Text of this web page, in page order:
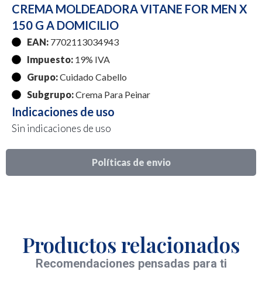
Políticas de envio
CREMA MOLDEADORA VITANE FOR MEN X
150 G A DOMICILIO
EAN: 7702113034943
Impuesto: 19% IVA
Grupo:Cuidado Cabello
Subgrupo:Crema Para Peinar
Indicaciones de uso
Sin indicaciones de uso
Productos relacionados
Recomendaciones pensadas para ti